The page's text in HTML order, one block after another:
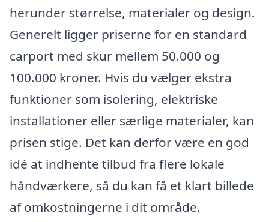
herunder størrelse, materialer og design.
Generelt ligger priserne for en standard
carport med skur mellem 50.000 og
100.000 kroner. Hvis du vælger ekstra
funktioner som isolering, elektriske
installationer eller særlige materialer, kan
prisen stige. Det kan derfor være en god
idé at indhente tilbud fra flere lokale
håndværkere, så du kan få et klart billede
af omkostningerne i dit område.